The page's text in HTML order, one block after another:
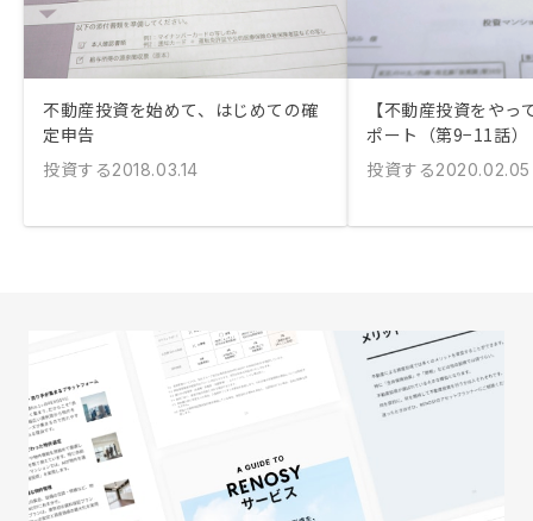
不動産投資を始めて、はじめての確
定申告
投資する2018.03.14
【不動産投資をやっ
ポート（第9−11話）
投資する2020.02.05